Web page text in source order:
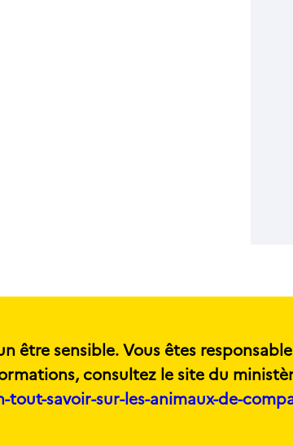
être sensible. Vous êtes
consultez le site du
tout-savoir-sur-les-animaux-de-